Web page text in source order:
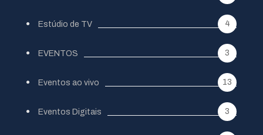
Estúdio de TV 4
EVENTOS 3
Eventos ao vivo 13
Eventos Digitais 3